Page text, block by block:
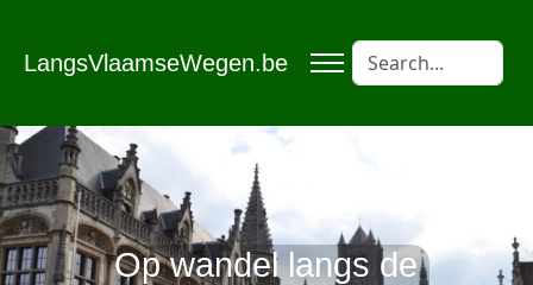
LangsVlaamseWegen.be
Op wandel langs de